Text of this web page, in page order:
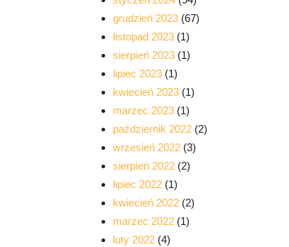
grudzień 2023 (67)
listopad 2023 (1)
sierpień 2023 (1)
lipiec 2023 (1)
kwiecień 2023 (1)
marzec 2023 (1)
październik 2022 (2)
wrzesień 2022 (3)
sierpień 2022 (2)
lipiec 2022 (1)
kwiecień 2022 (2)
marzec 2022 (1)
luty 2022 (4)